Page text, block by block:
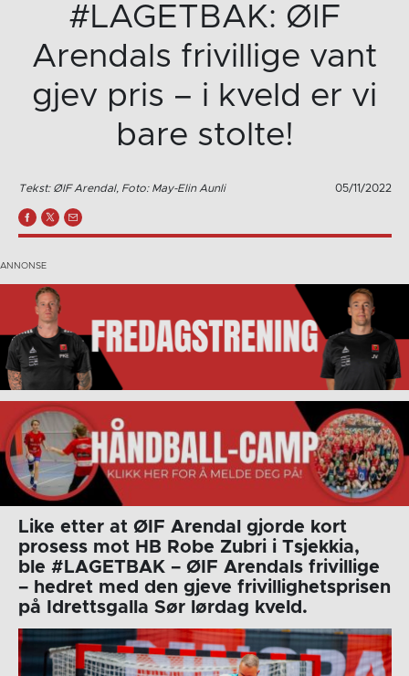
#LAGETBAK: ØIF
Arendals frivillige vant
gjev pris – i kveld er vi
bare stolte!
Tekst: ØIF Arendal, Foto: May-Elin Aunli 05/11/2022
Like etter at ØIF Arendal gjorde kort
prosess mot HB Robe Zubri i Tsjekkia,
ble #LAGETBAK – ØIF Arendals frivillige
– hedret med den gjeve frivillighetsprisen
på Idrettsgalla Sør lørdag kveld.